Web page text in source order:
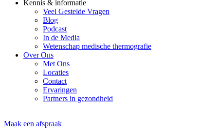
Kennis & informatie
Veel Gestelde Vragen
Blog
Podcast
In de Media
Wetenschap medische thermografie
Over Ons
Met Ons
Locaties
Contact
Ervaringen
Partners in gezondheid
Maak een afspraak